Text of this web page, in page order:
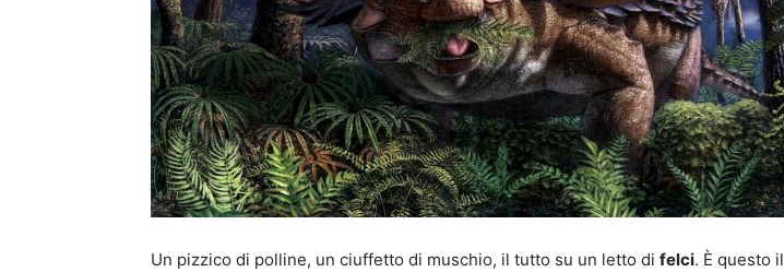
Un pizzico di polline, un ciuffetto di muschio, il tutto su un letto di felci. È questo il